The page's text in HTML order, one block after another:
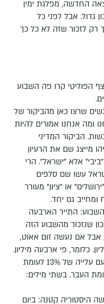
החדשה, מפלגת ימין
גדול. אבל לפני כל
רק לזכור שזה לא כל כך
הפוליטי קרו פה השבוע
שרצו כאן מהביקור של
ומה אנחנו אמורים להיות
הביקור המדיני
מייצג שם את הרעיון
"ביבי" אלא "ישראל". הרי
עשו שם סלפים
או "ציון" מעורר
גם יחד.
התייר הארבעה
שנזכור מהשבוע הזה
אבל אם נעשה זום אאוט,
כלומר, פי ארבעה מיליון.
שיא של כל הזמנים נשבר השנה, עם עלייה של 13% לעומת
העבר. בשתי מילים:
היסטוריה קטנה: ביום